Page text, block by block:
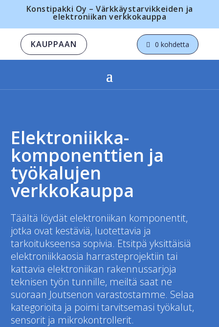
Konstipakki Oy – Värkkäystarvikkeiden ja
elektroniikan verkkokauppa
KAUPPAAN 0 kohdetta
Elektroniikka­­
komponenttien ja
työkalujen
verkkokauppa
Täältä löydät elektroniikan komponentit,
jotka ovat kestäviä, luotettavia ja
tarkoitukseensa sopivia. Etsitpä yksittäisiä
elektroniikkaosia harrasteprojektiin tai
kattavia elektroniikan rakennussarjoja
teknisen työn tunnille, meiltä saat ne
suoraan Joutsenon varastostamme. Selaa
kategorioita ja poimi tarvitsemasi työkalut,
sensorit ja mikrokontrollerit.